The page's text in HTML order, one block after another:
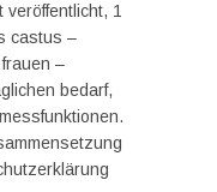
1
castus –
–
bedarf,